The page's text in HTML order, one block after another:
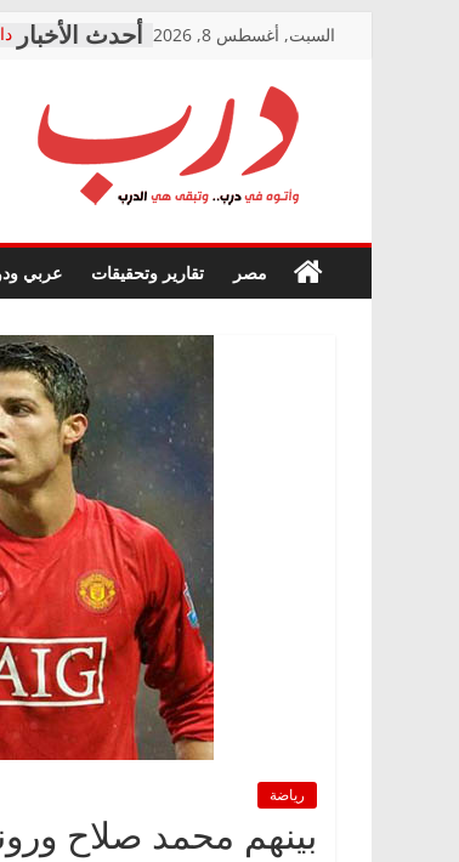
السبت, أغسطس 8, 2026
درب
في
درب..
مصر تقارير وتحقيقات عربي
رياضة
بينهم محمد صلاح ورونالدو.. أعلى 5